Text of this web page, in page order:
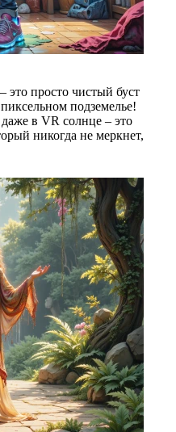
это просто чистый буст
подземелье!
в VR солнце – это
никогда не меркнет,